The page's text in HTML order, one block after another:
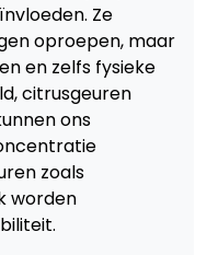
Ze
oproepen, maar
en zelfs fysieke
citrusgeuren
ons
zoals
worden